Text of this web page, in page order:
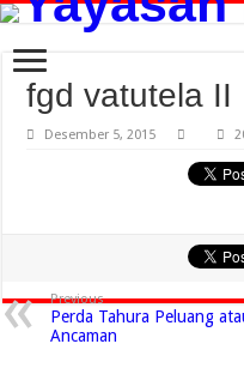
fgd vatutela II
Desember 5, 2015
Previous
Perda Tahura Peluang
Ancaman